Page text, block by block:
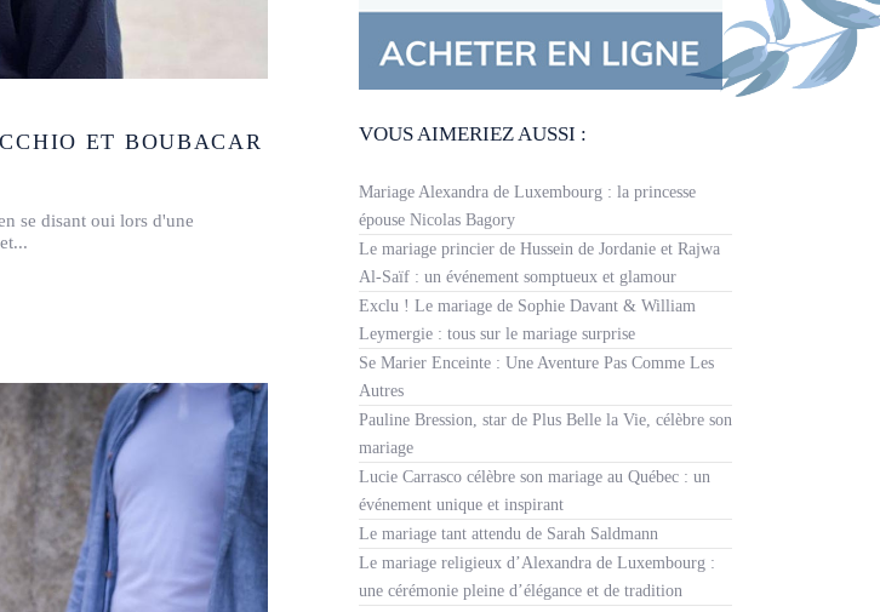
ET BOUBACAR
se disant oui lors d'une
VOUS AIMERIEZ AUSSI :
Mariage Alexandra de Luxembourg : la princesse
épouse Nicolas Bagory
Le mariage princier de Hussein de Jordanie et Rajwa
Al-Saïf : un événement somptueux et glamour
Exclu ! Le mariage de Sophie Davant & William
Leymergie : tous sur le mariage surprise
Se Marier Enceinte : Une Aventure Pas Comme Les
Autres
Pauline Bression, star de Plus Belle la Vie, célèbre son
mariage
Lucie Carrasco célèbre son mariage au Québec : un
événement unique et inspirant
Le mariage tant attendu de Sarah Saldmann
Le mariage religieux d’Alexandra de Luxembourg :
une cérémonie pleine d’élégance et de tradition